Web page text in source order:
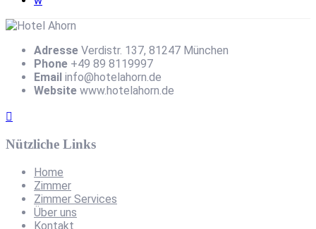
Adresse Verdistr. 137, 81247 München
Phone +49 89 8119997
Email info@hotelahorn.de
Website www.hotelahorn.de
Nützliche Links
Home
Zimmer
Zimmer Services
Über uns
Kontakt